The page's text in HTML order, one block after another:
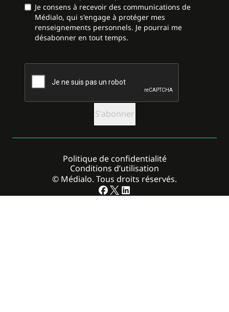
Je consens à recevoir des communications de
Médialo, qui s'engage à protéger mes
renseignements personnels. Je pourrai me
désabonner en tout temps.
CAPTCHA
© Médialo. Tous droits réservés.
Politique de confidentialité
Conditions d’utilisation